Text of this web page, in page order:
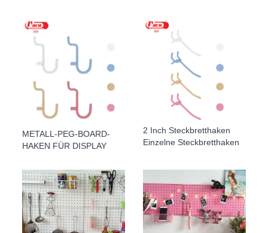
METALL-PEG-BOARD-
HAKEN FÜR DISPLAY
2 Inch Steckbretthaken
Einzelne Steckbretthaken